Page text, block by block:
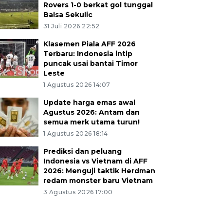
Rovers 1-0 berkat gol tunggal
Balsa Sekulic
31 Juli 2026 22:52
Klasemen Piala AFF 2026
Terbaru: Indonesia intip
puncak usai bantai Timor
Leste
1 Agustus 2026 14:07
Update harga emas awal
Agustus 2026: Antam dan
semua merk utama turun!
1 Agustus 2026 18:14
Prediksi dan peluang
Indonesia vs Vietnam di AFF
2026: Menguji taktik Herdman
redam monster baru Vietnam
3 Agustus 2026 17:00